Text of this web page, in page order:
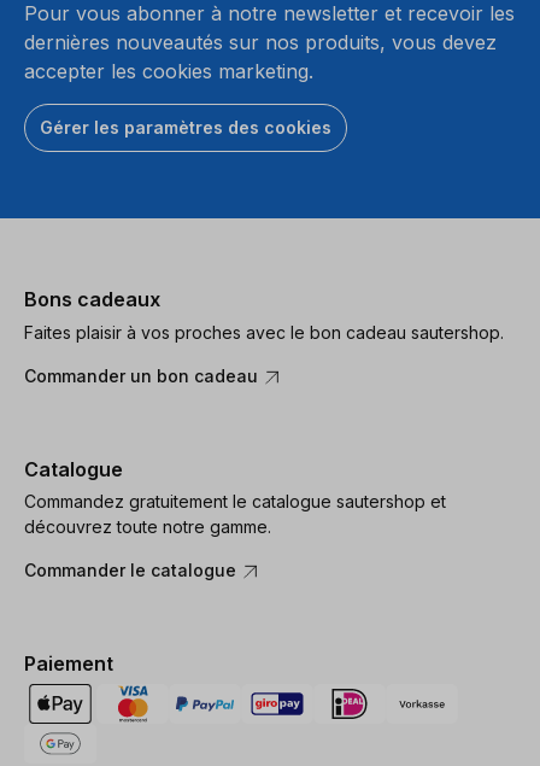
Pour vous abonner à notre newsletter et recevoir les
dernières nouveautés sur nos produits, vous devez
accepter les cookies marketing.
Gérer les paramètres des cookies
Bons cadeaux
Faites plaisir à vos proches avec le bon cadeau sautershop.
Commander un bon cadeau
Catalogue
Commandez gratuitement le catalogue sautershop et
découvrez toute notre gamme.
Commander le catalogue
Paiement